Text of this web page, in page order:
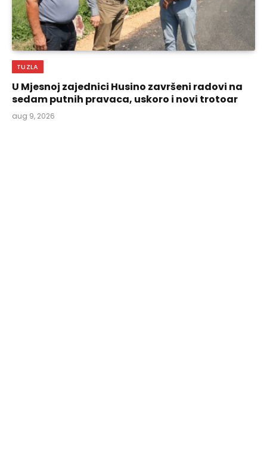
TUZLA
U Mjesnoj zajednici Husino završeni radovi na
sedam putnih pravaca, uskoro i novi trotoar
aug 9, 2026